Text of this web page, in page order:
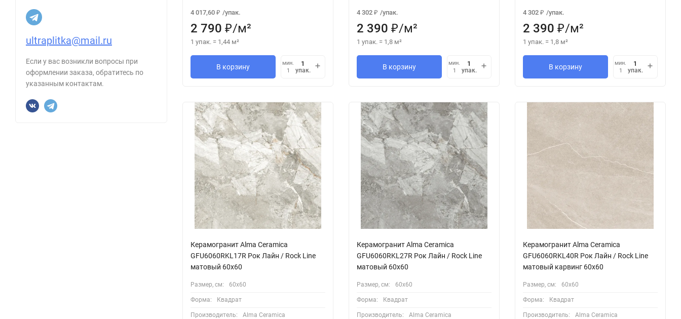
ultraplitka@mail.ru
Если у вас возникли вопросы при
оформлении заказа, обратитесь по
указанным контактам.
4 017,60 ₽ /упак.
2 790 ₽/м²
1 упак. = 1,44 м²
В корзину
мин.
1
упак.
4 302 ₽ /упак.
2 390 ₽/м²
1 упак. = 1,8 м²
В корзину
мин.
1
упак.
4 302 ₽ /упак.
2 390 ₽/м²
1 упак. = 1,8 м²
В корзину
мин.
1
упак.
Керамогранит Alma Ceramica
GFU6060RKL17R Рок Лайн / Rock Line
матовый 60x60
Размер, см: 60х60
Форма: Квадрат
Производитель: Alma Ceramica
Керамогранит Alma Ceramica
GFU6060RKL27R Рок Лайн / Rock Line
матовый 60x60
Размер, см: 60х60
Форма: Квадрат
Производитель: Alma Ceramica
Керамогранит Alma Ceramica
GFU6060RKL40R Рок Лайн / Rock Line
матовый карвинг 60x60
Размер, см: 60х60
Форма: Квадрат
Производитель: Alma Ceramica